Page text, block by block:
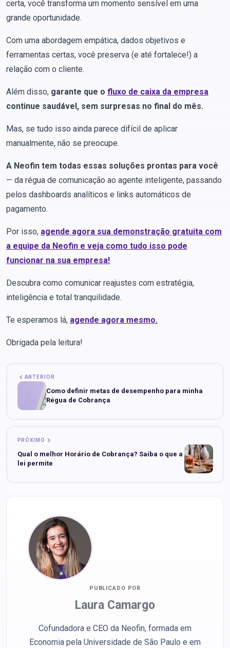
certa, você transforma um momento sensível em uma
grande oportunidade.
Com uma abordagem empática, dados objetivos e
ferramentas certas, você preserva (e até fortalece!) a
relação com o cliente.
Além disso, garante que o fluxo de caixa da empresa
continue saudável, sem surpresas no final do mês.
Mas, se tudo isso ainda parece difícil de aplicar
manualmente, não se preocupe.
A Neofin tem todas essas soluções prontas para você
— da régua de comunicação ao agente inteligente, passando
pelos dashboards analíticos e links automáticos de
pagamento.
Por isso, agende agora sua demonstração gratuita com
a equipe da Neofin e veja como tudo isso pode
funcionar na sua empresa!
Descubra como comunicar reajustes com estratégia,
inteligência e total tranquilidade.
Te esperamos lá, agende agora mesmo.
Obrigada pela leitura!
ANTERIOR
Como definir metas de desempenho para minha
Régua de Cobrança
PRÓXIMO
Qual o melhor Horário de Cobrança? Saiba o que a
lei permite
PUBLICADO POR
Laura Camargo
Cofundadora e CEO da Neofin, formada em
Economia pela Universidade de São Paulo e em